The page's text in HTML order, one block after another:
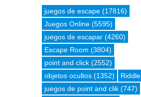
juegos de escape (17816)
Juegos Online (5595)
juegos de escapar (4260)
Escape Room (3804)
point and click (2552)
objetos ocultos (1352) Riddle
juegos de point and clik (747)